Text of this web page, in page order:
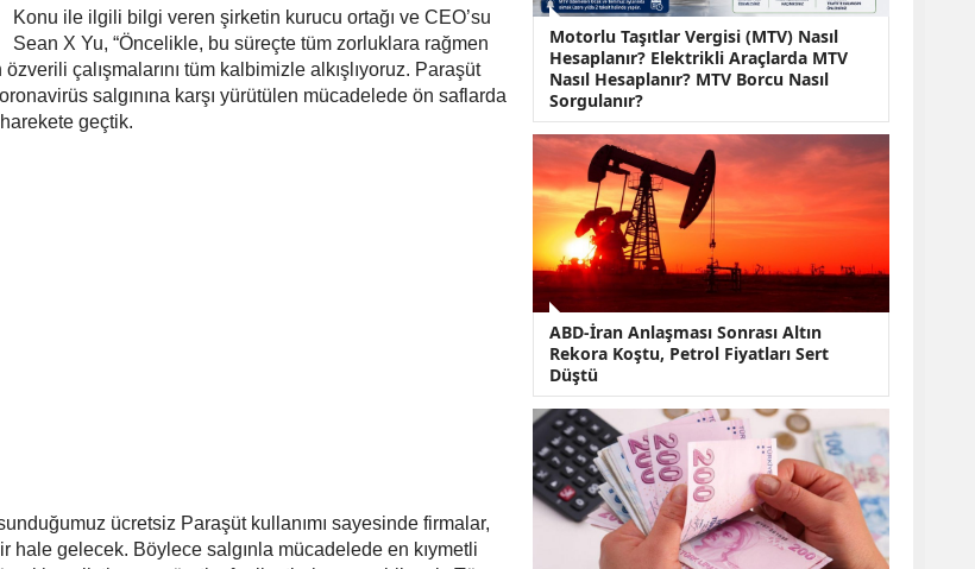
Konu ile ilgili bilgi veren şirketin kurucu ortağı ve CEO’su
Sean X Yu, “Öncelikle, bu süreçte tüm zorluklara rağmen
çalışmalarını tüm kalbimizle alkışlıyoruz. Paraşüt
salgınına karşı yürütülen mücadelede ön saflarda
geçtik.
ücretsiz Paraşüt kullanımı sayesinde firmalar,
hale gelecek. Böylece salgınla mücadelede en kıymetli
Emekli Maaşlarında
Temmuz Hesabı:
Zam Oranı ve Taban
Aylık İçin Yeni
Motorlu Taşıtlar Vergisi (MTV) Nasıl
Hesaplanır? Elektrikli Araçlarda MTV
Nasıl Hesaplanır? MTV Borcu Nasıl
Sorgulanır?
ABD-İran Anlaşması Sonrası Altın
Rekora Koştu, Petrol Fiyatları Sert
Düştü